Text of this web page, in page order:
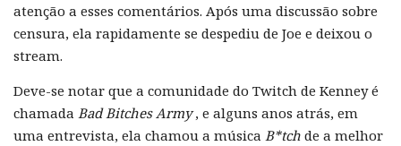
atenção a esses comentários. Após uma discussão sobre
censura, ela rapidamente se despediu de Joe e deixou o
stream.
Deve-se notar que a comunidade do Twitch de Kenney é
chamada Bad Bitches Army, e alguns anos atrás, em
uma entrevista, ela chamou a música B*tch de a melhor